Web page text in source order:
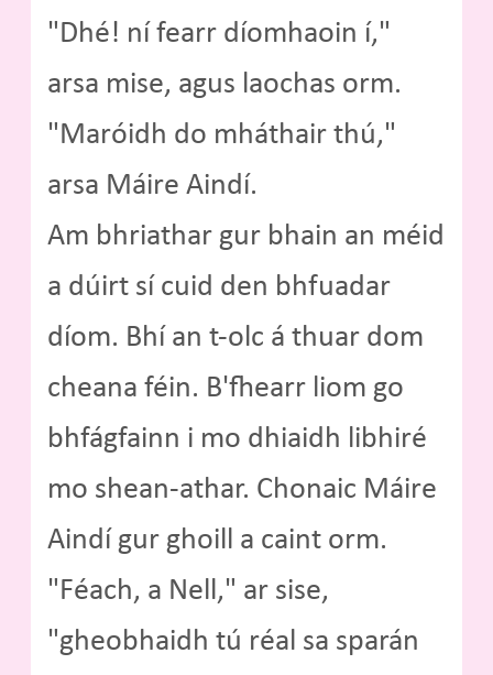
"Dhé! ní fearr díomhaoin í,"
arsa mise, agus laochas orm.
"Maróidh do mháthair thú,"
arsa Máire Aindí.
Am bhriathar gur bhain an méid
a dúirt sí cuid den bhfuadar
díom. Bhí an t-olc á thuar dom
cheana féin. B'fhearr liom go
bhfágfainn i mo dhiaidh libhiré
mo shean-athar. Chonaic Máire
Aindí gur ghoill a caint orm.
"Féach, a Nell," ar sise,
"gheobhaidh tú réal sa sparán